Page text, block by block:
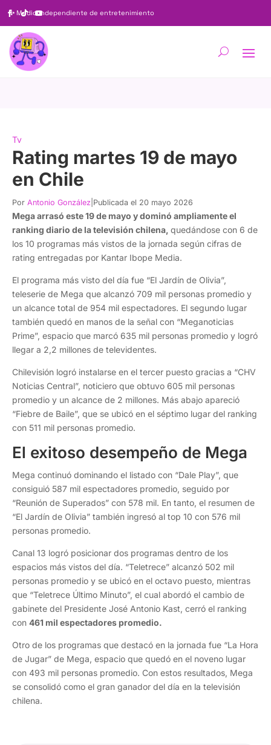
✨ Medio independiente de entretenimiento
Tv
Rating martes 19 de mayo
en Chile
Por Antonio González Publicada el 20 mayo 2026
Mega arrasó este 19 de mayo y dominó ampliamente el
ranking diario de la televisión chilena, quedándose con 6 de
los 10 programas más vistos de la jornada según cifras de
rating entregadas por Kantar Ibope Media.
El programa más visto del día fue “El Jardín de Olivia”,
teleserie de Mega que alcanzó 709 mil personas promedio y
un alcance total de 954 mil espectadores. El segundo lugar
también quedó en manos de la señal con “Meganoticias
Prime”, espacio que marcó 635 mil personas promedio y logró
llegar a 2,2 millones de televidentes.
Chilevisión logró instalarse en el tercer puesto gracias a “CHV
Noticias Central”, noticiero que obtuvo 605 mil personas
promedio y un alcance de 2 millones. Más abajo apareció
“Fiebre de Baile”, que se ubicó en el séptimo lugar del ranking
con 511 mil personas promedio.
El exitoso desempeño de Mega
Mega continuó dominando el listado con “Dale Play”, que
consiguió 587 mil espectadores promedio, seguido por
“Reunión de Superados” con 578 mil. En tanto, el resumen de
“El Jardín de Olivia” también ingresó al top 10 con 576 mil
personas promedio.
Canal 13 logró posicionar dos programas dentro de los
espacios más vistos del día. “Teletrece” alcanzó 502 mil
personas promedio y se ubicó en el octavo puesto, mientras
que “Teletrece Último Minuto”, el cual abordó el cambio de
gabinete del Presidente José Antonio Kast, cerró el ranking
con 461 mil espectadores promedio.
Otro de los programas que destacó en la jornada fue “La Hora
de Jugar” de Mega, espacio que quedó en el noveno lugar
con 493 mil personas promedio. Con estos resultados, Mega
se consolidó como el gran ganador del día en la televisión
chilena.